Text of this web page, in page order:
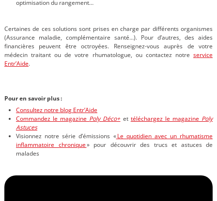
optimisation du rangement…
Certaines de ces solutions sont prises en charge par différents organismes
(Assurance maladie, complémentaire santé…). Pour d’autres, des aides
financières peuvent être octroyées. Renseignez-vous auprès de votre
médecin traitant ou de votre rhumatologue, ou contactez notre service
Entr’Aide.
Pour en savoir plus :
Consultez notre blog Entr’Aide
Commandez le magazine Poly Déco+ et téléchargez le magazinePoly
Astuces
Visionnez notre série d’émissions «Le quotidien avec un rhumatisme
inflammatoire chronique» pour découvrir des trucs et astuces de
malades